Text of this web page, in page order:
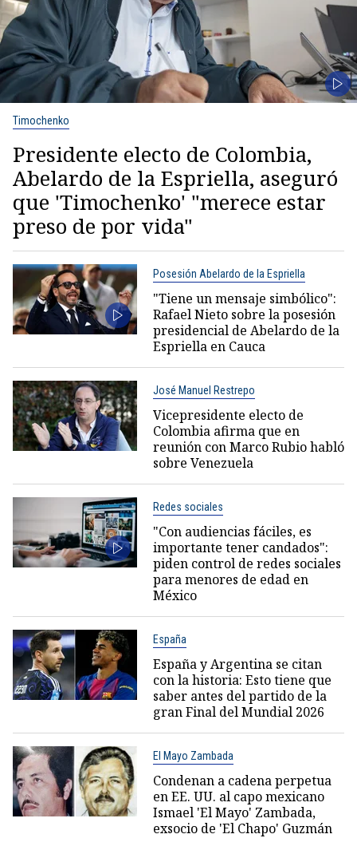
Timochenko
Presidente electo de Colombia,
Abelardo de la Espriella, aseguró
que 'Timochenko' "merece estar
preso de por vida"
Posesión Abelardo de la Espriella
"Tiene un mensaje simbólico":
Rafael Nieto sobre la posesión
presidencial de Abelardo de la
Espriella en Cauca
José Manuel Restrepo
Vicepresidente electo de
Colombia afirma que en
reunión con Marco Rubio habló
sobre Venezuela
Redes sociales
"Con audiencias fáciles, es
importante tener candados":
piden control de redes sociales
para menores de edad en
México
España
España y Argentina se citan
con la historia: Esto tiene que
saber antes del partido de la
gran Final del Mundial 2026
El Mayo Zambada
Condenan a cadena perpetua
en EE. UU. al capo mexicano
Ismael 'El Mayo' Zambada,
exsocio de 'El Chapo' Guzmán